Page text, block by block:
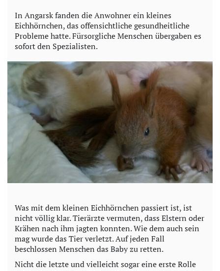
y
V
d
e
o
In Angarsk fanden die Anwohner ein kleines
Eichhörnchen, das offensichtliche gesundheitliche
Probleme hatte. Fürsorgliche Menschen übergaben es
sofort den Spezialisten.
Was mit dem kleinen Eichhörnchen passiert ist, ist
nicht völlig klar. Tierärzte vermuten, dass Elstern oder
Krähen nach ihm jagten konnten. Wie dem auch sein
mag wurde das Tier verletzt. Auf jeden Fall
beschlossen Menschen das Baby zu retten.
Nicht die letzte und vielleicht sogar eine erste Rolle